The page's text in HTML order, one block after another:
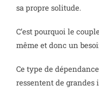
sa propre solitude.
C’est pourquoi le
même et donc un
Ce type de
ressentent de